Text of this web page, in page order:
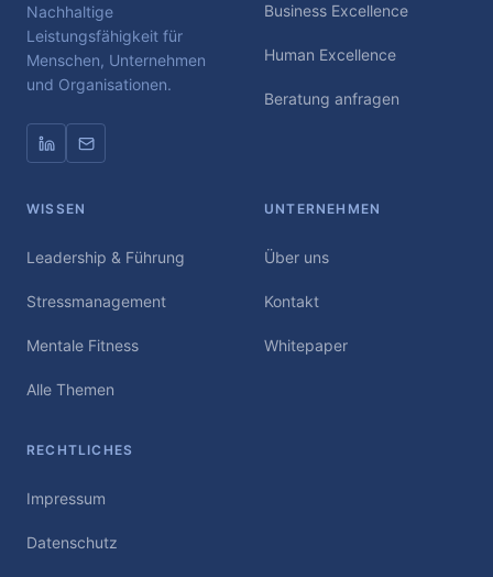
Nachhaltige
Leistungsfähigkeit für
Menschen, Unternehmen
und Organisationen.
Business Excellence
Human Excellence
Beratung anfragen
WISSEN
Leadership & Führung
Stressmanagement
Mentale Fitness
Alle Themen
UNTERNEHMEN
Über uns
Kontakt
Whitepaper
RECHTLICHES
Impressum
Datenschutz